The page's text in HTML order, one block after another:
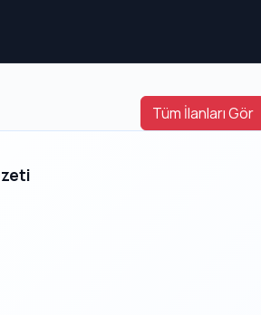
Tüm İlanları Gör